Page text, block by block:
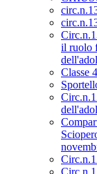
il ruolo
Classe